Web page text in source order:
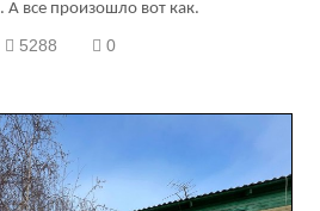
А все произошло вот как.
5288 0